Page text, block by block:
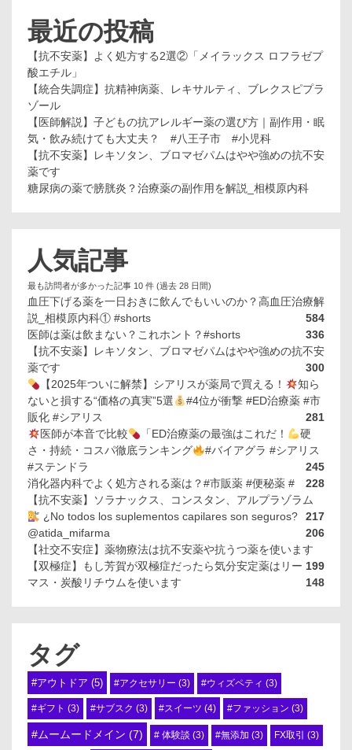
最近の投稿
【抗不安薬】よく処方する2選②「メイラックス ロフラゼプ
酸エチル」
【統合失調症】抗精神病薬、レキサルティ、ブレクスピプラ
ゾール
【医師解説】子どもの抗アレルギー薬の選び方｜副作用・眠
気・飲み続けても大丈夫？ #八王子市 #小児科
【抗不安薬】レキソタン、ブロマゼパムはやや強めの抗不安
薬です
糖尿病の薬で膀胱炎？治療薬の副作用を解説_相模原内科
人気記事
最も訪問者が多かった記事 10 件 (過去 28 日間)
血圧下げる薬を一日おきに飲んでもいいのか？高血圧治療解
説_相模原内科① #shorts
584
医師は薬は飲まない？これホント？#shorts
336
【抗不安薬】レキソタン、ブロマゼパムはやや強めの抗不安
薬です
300
【2025年ついに解禁】シアリスが薬局で買える！
知ら
ないと損する“価格の真実”5選
#4位が衝撃 #ED治療薬 #市
販化 #シアリス
281
医師が本音で比較
「ED治療薬の最強はこれだ！
硬
さ・持続・コスパ徹底ランキング
#バイアグラ #シアリス
#ステンドラ
245
消化器内科でよく処方される薬は？#市販薬 #便秘薬 #
228
【抗不安薬】ソラナックス、コンスタン、アルプラゾラム
217
¿No todos los suplementos capilares son seguros?
@atida_mifarma
206
【社交不安症】薬物療法は抗不安薬や抗うつ薬を使います
199
【双極症】もし芳賀が双極症だったら気分安定薬はリー
マス・炭酸リチウムを使います
148
タグ
#アウトドア (5) #アクセサリー (3) #ウィズペティ (3)
#ギフト (3) #サブスク (3) #スイーツ (4) #ファッション (3)
#ムームードメイン (7) # 体験談 (3) #無添加 (3) FX取引 (3)